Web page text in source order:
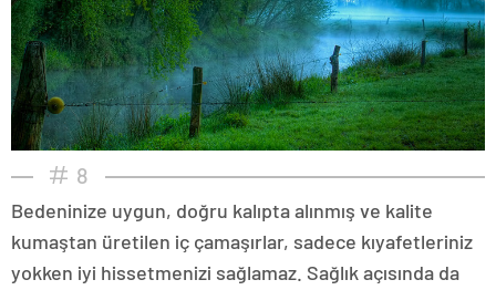
8
Bedeninize uygun, doğru kalıpta alınmış ve kalite
kumaştan üretilen iç çamaşırlar, sadece kıyafetleriniz
yokken iyi hissetmenizi sağlamaz. Sağlık açısında da